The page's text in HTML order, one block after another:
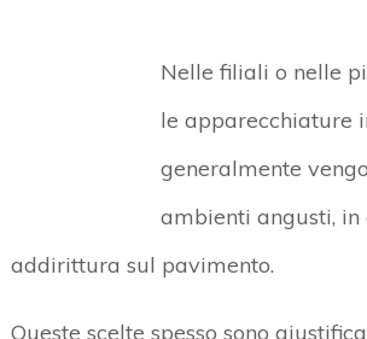
Nelle filiali o nelle
le apparecchiature
generalmente
ambienti angusti,
addirittura sul pavimento.
Queste scelte spesso sono